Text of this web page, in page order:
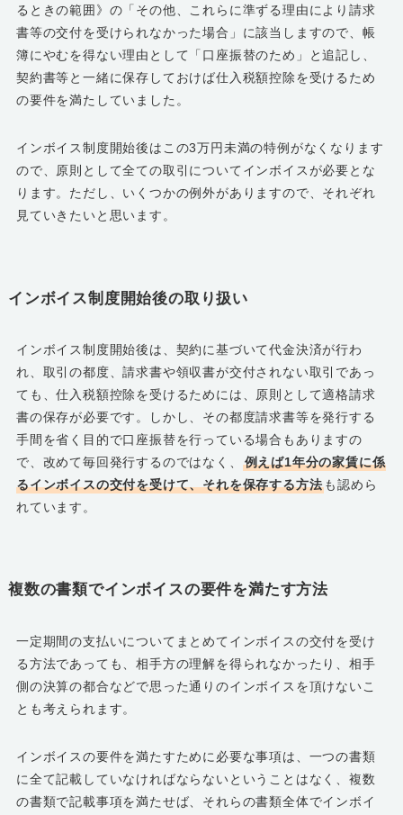
るときの範囲》の「その他、これらに準ずる理由により請求
書等の交付を受けられなかった場合」に該当しますので、帳
簿にやむを得ない理由として「口座振替のため」と追記し、
契約書等と一緒に保存しておけば仕入税額控除を受けるため
の要件を満たしていました。
インボイス制度開始後はこの3万円未満の特例がなくなります
ので、原則として全ての取引についてインボイスが必要とな
ります。ただし、いくつかの例外がありますので、それぞれ
見ていきたいと思います。
インボイス制度開始後の取り扱い
インボイス制度開始後は、契約に基づいて代金決済が行わ
れ、取引の都度、請求書や領収書が交付されない取引であっ
ても、仕入税額控除を受けるためには、原則として適格請求
書の保存が必要です。しかし、その都度請求書等を発行する
手間を省く目的で口座振替を行っている場合もありますの
で、改めて毎回発行するのではなく、
例えば1年分の家賃に係
るインボイスの交付を受けて、それを保存する方法 も認めら
れています。
複数の書類でインボイスの要件を満たす方法
一定期間の支払いについてまとめてインボイスの交付を受け
る方法であっても、相手方の理解を得られなかったり、相手
側の決算の都合などで思った通りのインボイスを頂けないこ
とも考えられます。
インボイスの要件を満たすために必要な事項は、一つの書類
に全て記載していなければならないということはなく、複数
の書類で記載事項を満たせば、それらの書類全体でインボイ